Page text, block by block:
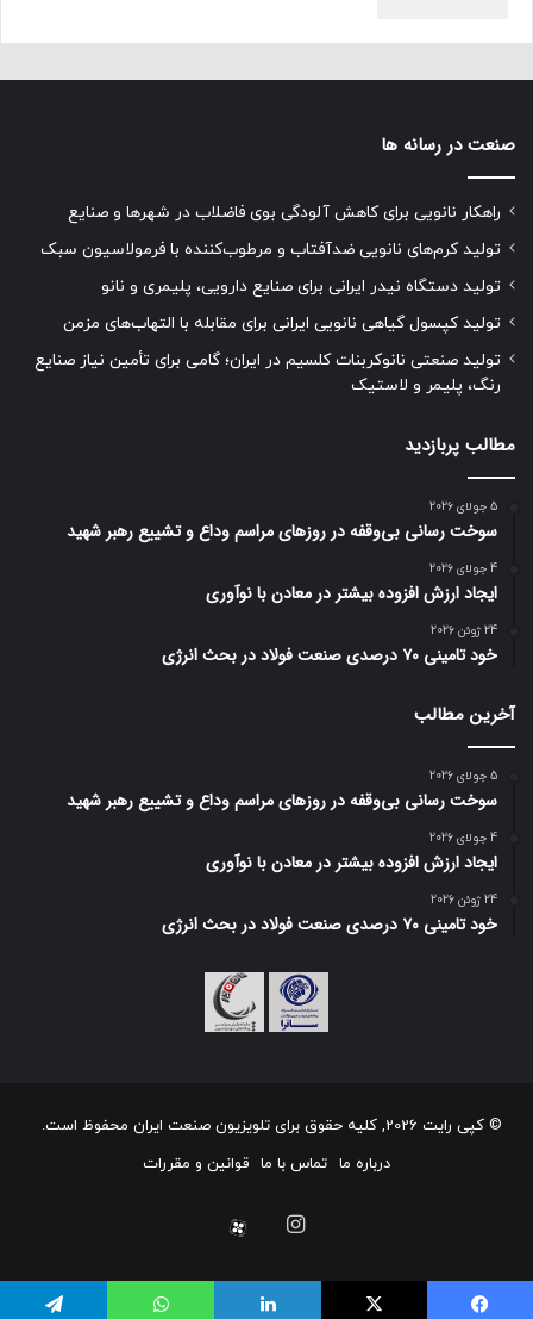
صنعت در رسانه ها
راهکار نانویی برای کاهش آلودگی بوی فاضلاب در شهرها و صنایع
تولید کرم‌های نانویی ضدآفتاب و مرطوب‌کننده با فرمولاسیون سبک
تولید دستگاه نیدر ایرانی برای صنایع دارویی، پلیمری و نانو
تولید کپسول گیاهی نانویی ایرانی برای مقابله با التهاب‌های مزمن
تولید صنعتی نانوکربنات کلسیم در ایران؛ گامی برای تأمین نیاز صنایع
رنگ، پلیمر و لاستیک
مطالب پربازدید
5 جولای 2026
سوخت رسانی بی‌وقفه در روز‌های مراسم وداع و تشییع رهبر شهید
4 جولای 2026
ایجاد ارزش افزوده بیشتر در معادن با نوآوری
24 ژوئن 2026
خود تامینی ۷۰ درصدی صنعت فولاد در بحث انرژی
آخرین مطالب
5 جولای 2026
سوخت رسانی بی‌وقفه در روز‌های مراسم وداع و تشییع رهبر شهید
4 جولای 2026
ایجاد ارزش افزوده بیشتر در معادن با نوآوری
24 ژوئن 2026
خود تامینی ۷۰ درصدی صنعت فولاد در بحث انرژی
© کپی رایت 2026, کلیه حقوق برای تلویزیون صنعت ایران محفوظ است.
درباره ما تماس با ما قوانین و مقررات
اینستاگرام